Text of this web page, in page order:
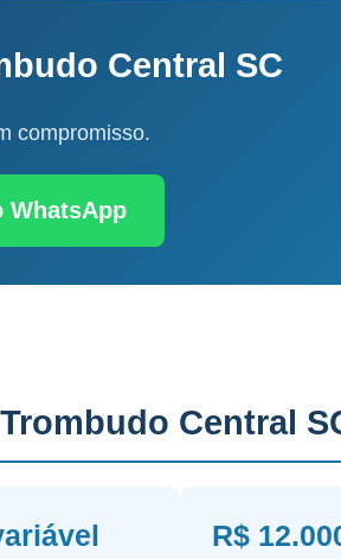
Central SC
compromisso.
WhatsApp
Central
R$